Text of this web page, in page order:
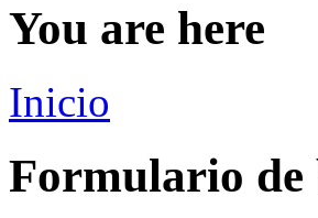
You are here
Inicio
Formulario de